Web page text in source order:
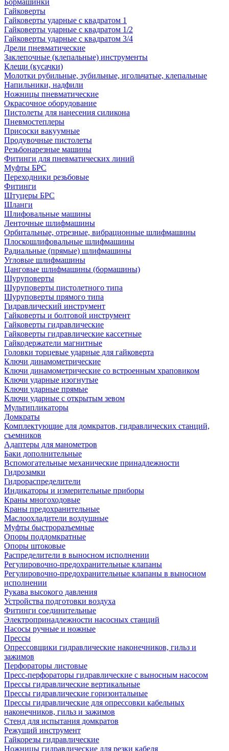
Бормашинки
Гайковерты
Гайковерты ударные с квадратом 1
Гайковерты ударные с квадратом 1/2
Гайковерты ударные с квадратом 3/4
Дрели пневматические
Заклепочные (клепальные) инструменты
Клещи (кусачки)
Молотки рубильные, зубильные, игольчатые, клепальные
Напильники, надфили
Ножницы пневматические
Окрасочное оборудование
Пистолеты для нанесения силикона
Пневмостеплеры
Присоски вакуумные
Продувочные пистолеты
Резьбонарезные машины
Фитинги для пневматических линий
Муфты БРС
Переходники резьбовые
Фитинги
Штуцеры БРС
Шланги
Шлифовальные машины
Ленточные шлифмашины
Орбитальные, отрезные, вибрационные шлифмашины
Плоскошлифовальные шлифмашины
Радиальные (прямые) шлифмашины
Угловые шлифмашины
Цанговые шлифмашины (бормашины)
Шуруповерты
Шуруповерты пистолетного типа
Шуруповерты прямого типа
Гидравлический инструмент
Гайковерты и болтовой инструмент
Гайковерты гидравлические
Гайковерты гидравлические кассетные
Гайкодержатели магнитные
Головки торцевые ударные для гайковерта
Ключи динамометрические
Ключи динамометрические со встроенным храповиком
Ключи ударные изогнутые
Ключи ударные прямые
Ключи ударные с открытым зевом
Мультипликаторы
Домкраты
Комплектующие для домкратов, гидравлических станций,
съемников
Адаптеры для манометров
Баки дополнительные
Вспомогательные механические принадлежности
Гидрозамки
Гидрораспределители
Индикаторы и измерительные приборы
Краны многоходовые
Краны предохранительные
Маслоохладители воздушные
Муфты быстроразъемные
Опоры поддомкратные
Опоры штоковые
Распределители в выносном исполнении
Регулировочно-предохранительные клапаны
Регулировочно-предохранительные клапаны в выносном
исполнении
Рукава высокого давления
Устройства подготовки воздуха
Фитинги соединительные
Электропринадлежности насосных станций
Насосы ручные и ножные
Прессы
Опрессовщики гидравлические наконечников, гильз и
зажимов
Перфораторы листовые
Пресс-перфораторы гидравлические с выносным насосом
Прессы гидравлические вертикальные
Прессы гидравлические горизонтальные
Прессы гидравлические для опрессовки кабельных
наконечников, гильз и зажимов
Стенд для испытания домкратов
Режущий инструмент
Гайкорезы гидравлические
Ножницы гидравлические для резки кабеля